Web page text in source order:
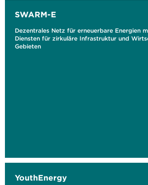
SWARM-E
Dezentrales Netz für erneuerbare Energien
Diensten für zirkuläre Infrastruktur und
Gebieten
YouthEnergy